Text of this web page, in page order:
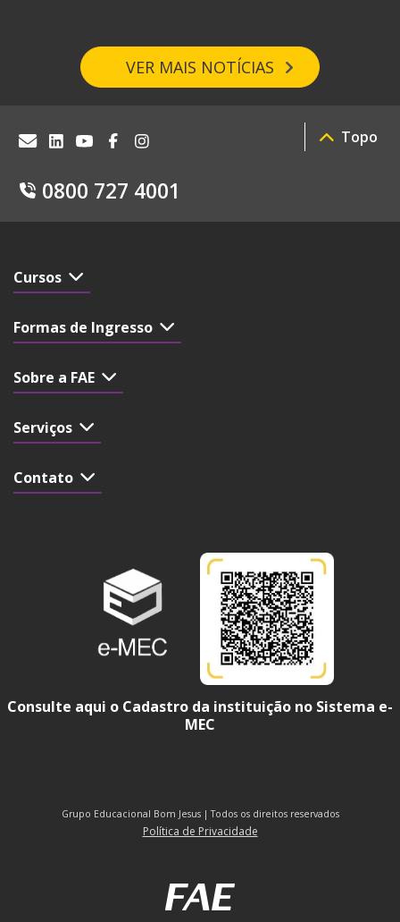
VER MAIS NOTÍCIAS
0800 727 4001
Topo
Cursos
Formas de Ingresso
Sobre a FAE
Serviços
Contato
Consulte aqui o Cadastro da instituição no Sistema e-
MEC
Grupo Educacional Bom Jesus | Todos os direitos reservados
Política de Privacidade